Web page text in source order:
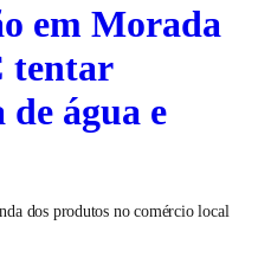
em Morada
tentar
água e
dos produtos no comércio local